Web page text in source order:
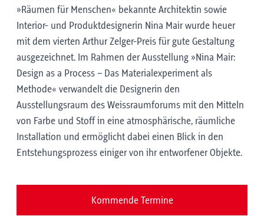
»Räumen für Menschen« bekannte Architektin sowie
Interior- und Produktdesignerin Nina Mair wurde heuer
mit dem vierten Arthur Zelger-Preis für gute Gestaltung
ausgezeichnet. Im Rahmen der Ausstellung »Nina Mair:
Design as a Process – Das Materialexperiment als
Methode« verwandelt die Designerin den
Ausstellungsraum des Weissraumforums mit den Mitteln
von Farbe und Stoff in eine atmosphärische, räumliche
Installation und ermöglicht dabei einen Blick in den
Entstehungsprozess einiger von ihr entworfener Objekte.
Kommende Termine